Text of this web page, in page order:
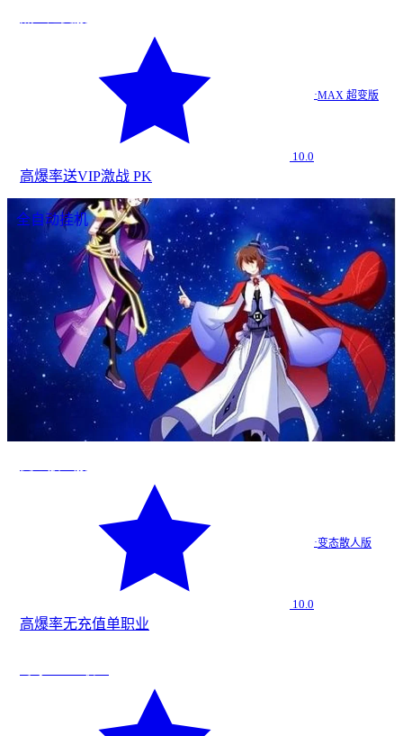
10.0
·MAX 超变版
高爆率送VIP激战 PK
全自动挂机
10.0
·变态散人版
高爆率无充值单职业